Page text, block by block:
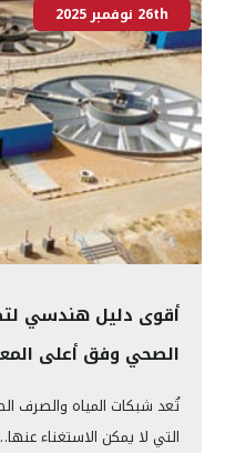
أقوى دليل هندسي
الصحي وفق أعلى
تُعد شبكات المياه والصرف
التي لا يمكن الاستغناء
26th نوفمبر 2025